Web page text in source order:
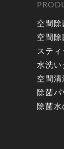
空間
空間
ステ
水洗
空間
除菌
除菌水